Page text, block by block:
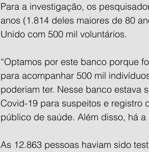
Para a investigação, os
anos (1.814 deles maiores de 80
Unido com 500 mil voluntários.
“Optamos por este banco porque
para acompanhar 500 mil
poderiam ter. Nesse banco estava
Covid-19 para suspeitos e
público de saúde. Além disso, há
As 12.863 pessoas haviam sido